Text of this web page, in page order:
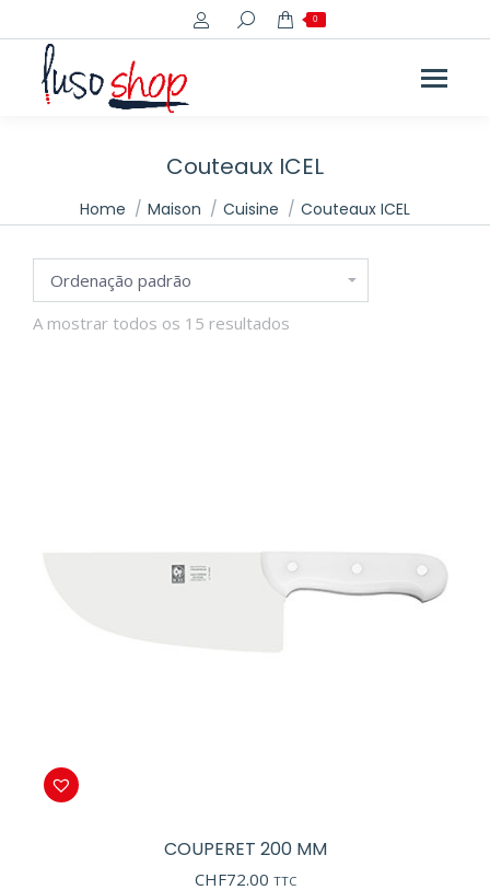
Search: 0
Couteaux ICEL
You are here:
Home Maison Cuisine Couteaux ICEL
A mostrar todos os 15 resultados
COUPERET 200 MM
CHF72.00 TTC